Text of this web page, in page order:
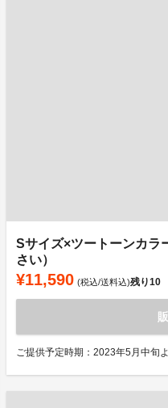
Sサイズ×ツートーンカラ
さい）
¥11,590 (税込/送料込)残り10
ご提供予定時期：2023年5月中旬